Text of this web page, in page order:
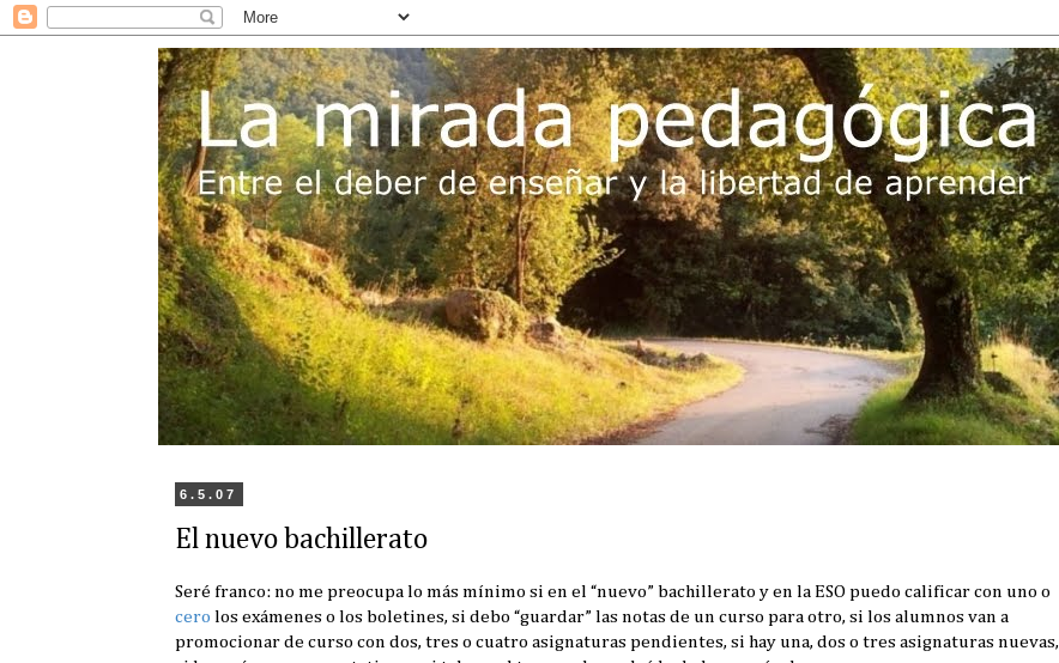
6.5.07
El nuevo bachillerato
Seré franco: no me preocupa lo más mínimo si en el “nuevo” bachillerato y en la ESO puedo calificar con uno o
cero los exámenes o los boletines, si debo “guardar” las notas de un curso para otro, si los alumnos van a
promocionar de curso con dos, tres o cuatro asignaturas pendientes, si hay una, dos o tres asignaturas nuevas,